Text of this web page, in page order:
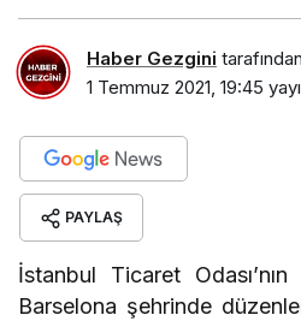
Haber Gezgini
1 Temmuz 2021, 19:45
PAYLAŞ
İstanbul Ticaret
Barselona şehrinde